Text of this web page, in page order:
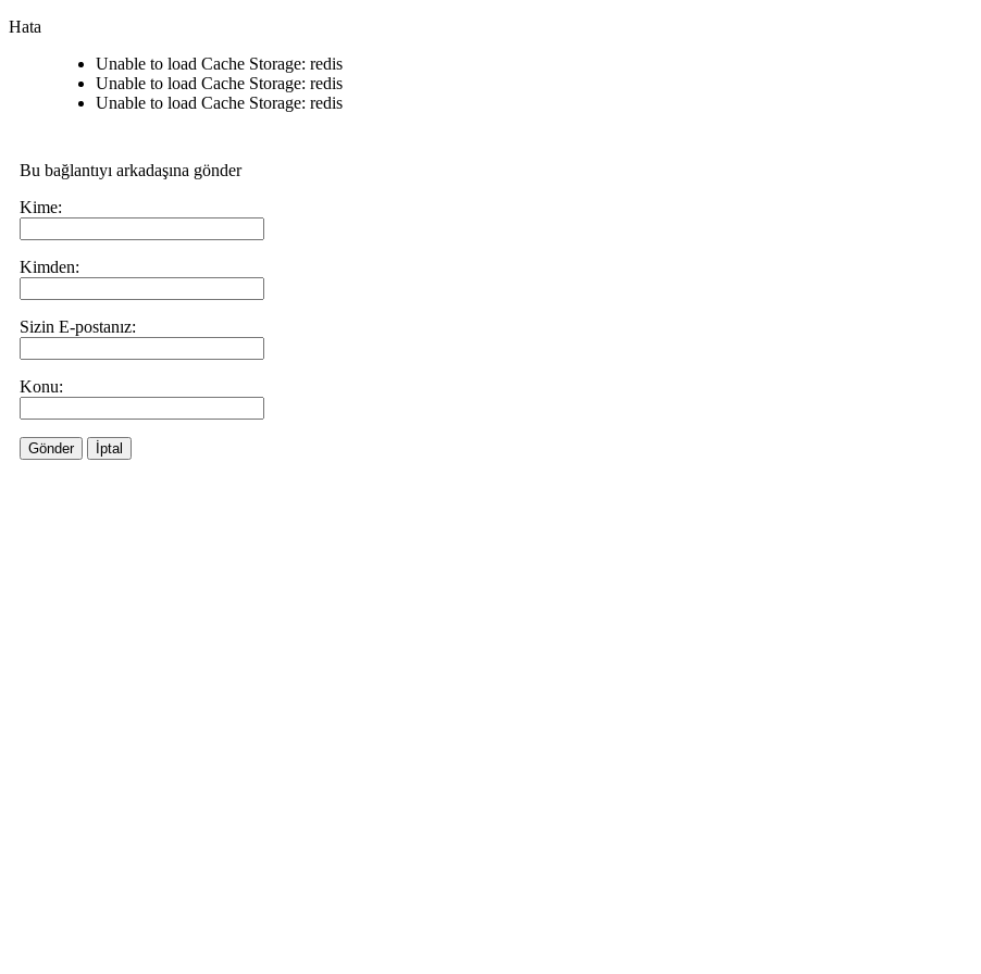
Hata
Unable to load Cache Storage: redis
Unable to load Cache Storage: redis
Unable to load Cache Storage: redis
Bu bağlantıyı arkadaşına gönder
Kime:
Kimden:
Sizin E-postanız:
Konu:
Gönder İptal